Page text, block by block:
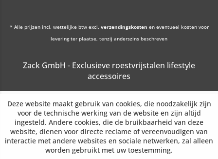
* Alle prijzen incl. wettelijke btw excl. verzendingskosten en eventueel kosten voor
levering ter plaatse, tenzij anderszins beschreven
Zack GmbH - Exclusieve roestvrijstalen lifestyle
accessoires
Deze website maakt gebruik van cookies, die noodzakelijk zijn
voor de technische werking van de website en zijn altijd
ingesteld. Andere cookies, die de bruikbaarheid van deze
website, dienen voor directe reclame of vereenvoudigen van
interactie met andere websites en sociale netwerken, zal alleen
worden gebruikt met uw toestemming.